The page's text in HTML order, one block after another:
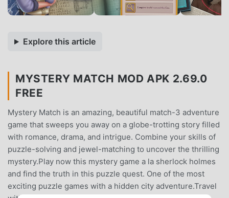
Explore this article
MYSTERY MATCH MOD APK 2.69.0
FREE
Mystery Match is an amazing, beautiful match-3 adventure
game that sweeps you away on a globe-trotting story filled
with romance, drama, and intrigue. Combine your skills of
puzzle-solving and jewel-matching to uncover the thrilling
mystery.Play now this mystery game a la sherlock holmes
and find the truth in this puzzle quest. One of the most
exciting puzzle games with a hidden city adventure.Travel